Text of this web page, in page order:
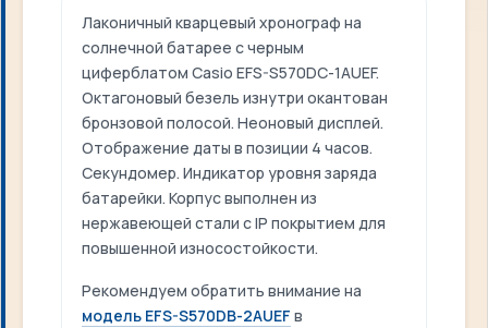
Лаконичный кварцевый хронограф на
солнечной батарее с черным
циферблатом Casio EFS-S570DC-1AUEF.
Октагоновый безель изнутри окантован
бронзовой полосой. Неоновый дисплей.
Отображение даты в позиции 4 часов.
Секундомер. Индикатор уровня заряда
батарейки. Корпус выполнен из
нержавеющей стали с IP покрытием для
повышенной износостойкости.
Рекомендуем обратить внимание на
модель EFS-S570DB-2AUEF в